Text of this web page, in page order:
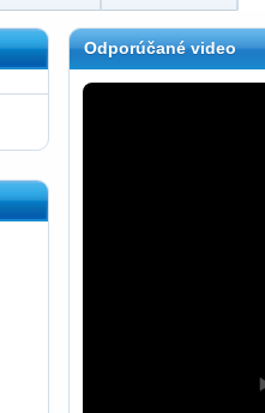
Odporúčané video